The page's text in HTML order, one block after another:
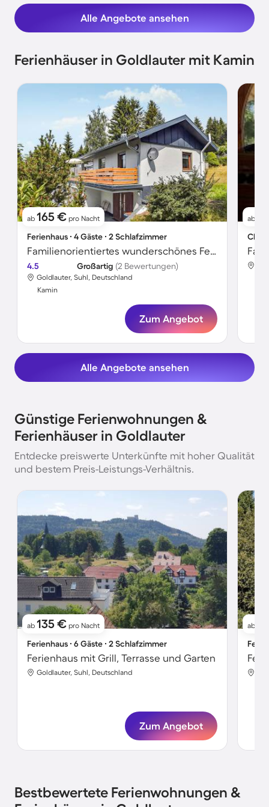
Alle Angebote ansehen
Ferienhäuser in Goldlauter mit Kamin
ab 165 € pro Nacht
Ferienhaus ∙ 4 Gäste ∙ 2 Schlafzimmer
Familienorientiertes wunderschönes Ferienhaus mit Grill, Terrasse und Garten | Hunde erlaubt
4.5 Großartig (2 Bewertungen)
Goldlauter, Suhl, Deutschland
Kamin
Zum Angebot
ab
Alle Angebote ansehen
Günstige Ferienwohnungen &
Ferienhäuser in Goldlauter
Entdecke preiswerte Unterkünfte mit hoher Qualität
und bestem Preis-Leistungs-Verhältnis.
ab 135 € pro Nacht
Ferienhaus ∙ 6 Gäste ∙ 2 Schlafzimmer
Ferienhaus mit Grill, Terrasse und Garten
Goldlauter, Suhl, Deutschland
Zum Angebot
ab
Bestbewertete Ferienwohnungen &